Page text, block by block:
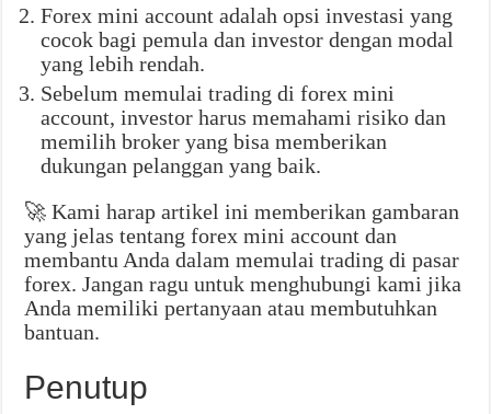
Forex mini account adalah opsi investasi yang
cocok bagi pemula dan investor dengan modal
yang lebih rendah.
Sebelum memulai trading di forex mini
account, investor harus memahami risiko dan
memilih broker yang bisa memberikan
dukungan pelanggan yang baik.
🚀 Kami harap artikel ini memberikan gambaran
yang jelas tentang forex mini account dan
membantu Anda dalam memulai trading di pasar
forex. Jangan ragu untuk menghubungi kami jika
Anda memiliki pertanyaan atau membutuhkan
bantuan.
Penutup